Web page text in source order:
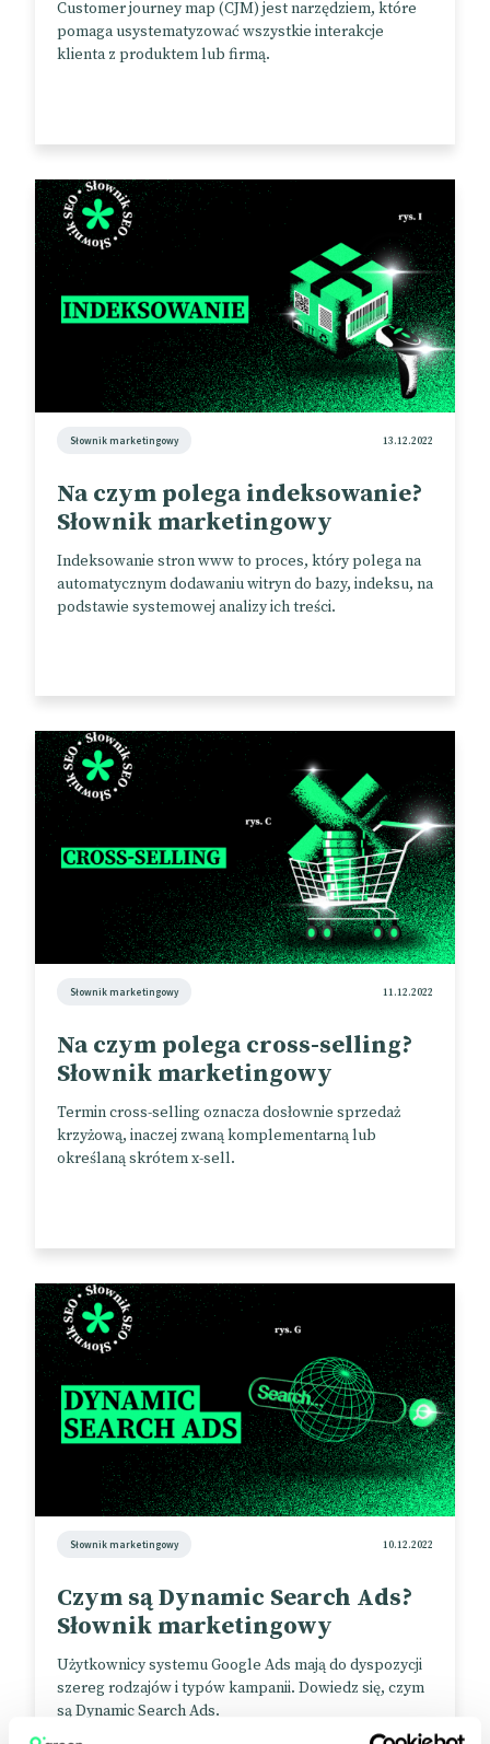
Customer journey map (CJM) jest narzędziem, które
pomaga usystematyzować wszystkie interakcje
klienta z produktem lub firmą.
Słownik marketingowy 13.12.2022
Na czym polega indeksowanie?
Słownik marketingowy
Indeksowanie stron www to proces, który polega na
automatycznym dodawaniu witryn do bazy, indeksu, na
podstawie systemowej analizy ich treści.
Słownik marketingowy 11.12.2022
Na czym polega cross-selling?
Słownik marketingowy
Termin cross-selling oznacza dosłownie sprzedaż
krzyżową, inaczej zwaną komplementarną lub
określaną skrótem x-sell.
Słownik marketingowy 10.12.2022
Czym są Dynamic Search Ads?
Słownik marketingowy
Użytkownicy systemu Google Ads mają do dyspozycji
szereg rodzajów i typów kampanii. Dowiedz się, czym
są Dynamic Search Ads.